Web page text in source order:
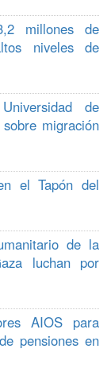
millones de
niveles de
de
migración
el Tapón del
de la
luchan por
AIOS para
pensiones en